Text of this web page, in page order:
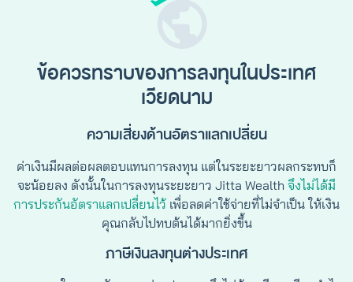
ข้อควรทราบของการลงทุนในประเทศ
เวียดนาม
ความเสี่ยงด้านอัตราแลกเปลี่ยน
ค่าเงินมีผลต่อผลตอบแทนการลงทุน แต่ในระยะยาวผลกระทบก็
จะน้อยลง ดังนั้นในการลงทุนระยะยาว Jitta Wealth จึงไม่ได้มี
การประกันอัตราแลกเปลี่ยนไว้ เพื่อลดค่าใช้จ่ายที่ไม่จำเป็น ให้เงิน
คุณกลับไปทบต้นได้มากยิ่งขึ้น
ภาษีเงินลงทุนต่างประเทศ